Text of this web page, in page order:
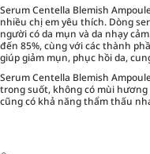
Serum Centella Blemish
nhiều chị em yêu thích. Dòng
người có da mụn và da nhạy
đến 85%, cùng với các thành
giúp giảm mụn, phục hồi da,
Serum Centella Blemish
trong suốt, không có mùi
cũng có khả năng thẩm thấu